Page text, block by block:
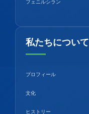
フェニルシラン
私たちについて
プロフィール
文化
ヒストリー